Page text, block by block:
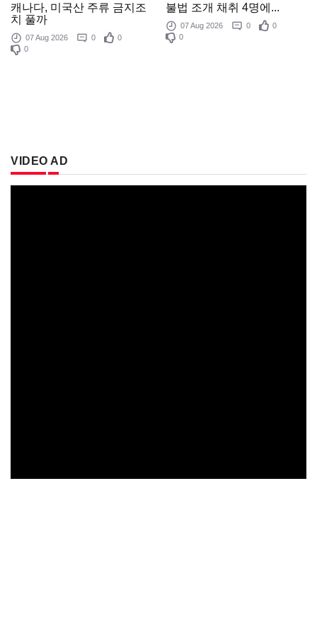
캐나다, 미국산 주류 금지조
치 풀까
07 Aug 2026 0
0
0
불법 조개 채취 4명에...
07 Aug 2026 0
0
0
VIDEO AD